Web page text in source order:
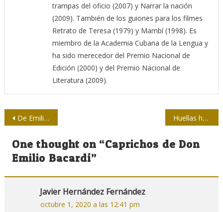
trampas del oficio (2007) y Narrar la nación
(2009). También de los guiones para los filmes
Retrato de Teresa (1979) y Mambí (1998). Es
miembro de la Academia Cubana de la Lengua y
ha sido merecedor del Premio Nacional de
Edición (2000) y del Premio Nacional de
Literatura (2009).
Navegación
de
entradas
De Emilito a Eusebio Huellas humanas en la Península Arábica reafirman importancia de la región en la evolución de la humanidad
One thought on “Caprichos de Don
Emilio Bacardí”
Javier Hernández Fernández
octubre 1, 2020 a las 12:41 pm